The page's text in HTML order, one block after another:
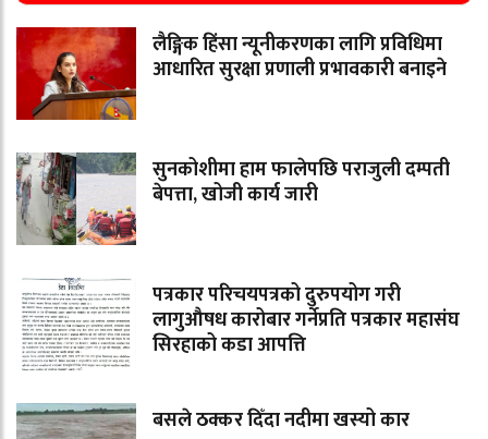
लैङ्गिक हिंसा न्यूनीकरणका लागि प्रविधिमा
आधारित सुरक्षा प्रणाली प्रभावकारी बनाइने
सुनकोशीमा हाम फालेपछि पराजुली दम्पती
बेपत्ता, खोजी कार्य जारी
पत्रकार परिचयपत्रको दुरुपयोग गरी
लागुऔषध कारोबार गर्नेप्रति पत्रकार महासंघ
सिरहाको कडा आपत्ति
बसले ठक्कर दिँदा नदीमा खस्यो कार